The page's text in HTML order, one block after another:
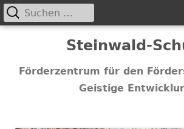
Inhalt
Steinwald-
Förderzentrum für den
Geistige
Primäres
Suchen
nach: